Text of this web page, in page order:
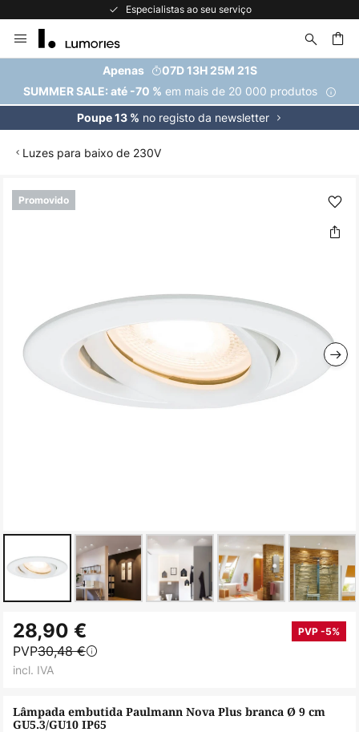
Especialistas ao seu serviço
para
Conteúdo
Apenas
07D 13H 25M 20S
SUMMER SALE: até -70 % em mais de 20 000 produtos
Poupe 13 % no registo da newsletter
Luzes para baixo de 230V
Promovido
Saltar
para
imagens
para
início
Galeria
Lâmpada embutida Paulmann Nova Plus branca Ø 9 cm
GU5.3/GU10 IP65
28,90 € PVP -5%
PVP30,48 €
incl. IVA